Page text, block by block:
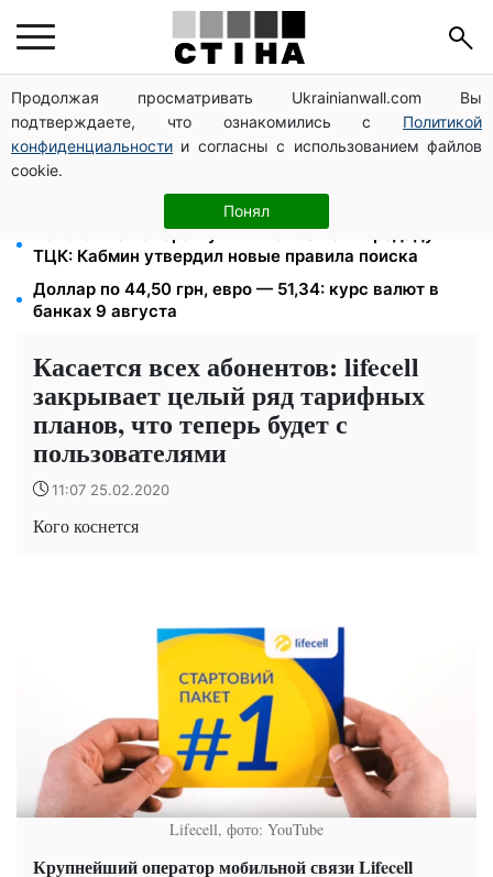
Продолжая просматривать Ukrainianwall.com Вы
подтверждаете, что ознакомились с Политикой
конфиденциальности и согласны с использованием файлов
cookie.
Понял
Доллар по 45,04 грн, евро — 52,08: курс валют в
банках 10 августа
Отсрочку для многодетных отцов сохранят
несмотря на снижение мобилизационного возраста:
Налоговые номера мужчин 18–60 лет передадут
ТЦК: Кабмин утвердил новые правила поиска
Доллар по 44,50 грн, евро — 51,34: курс валют в
банках 9 августа
Касается всех абонентов: lifecell
закрывает целый ряд тарифных
планов, что теперь будет с
пользователями
11:07 25.02.2020
Кого коснется
Lifecell, фото: YouTube
Крупнейший оператор мобильной связи Lifecell